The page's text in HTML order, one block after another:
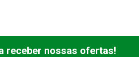
receber nossas ofertas!